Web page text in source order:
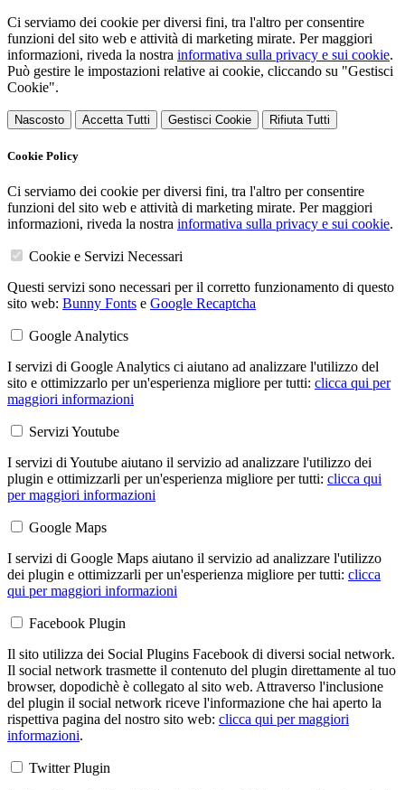
Ci serviamo dei cookie per diversi fini, tra l'altro per consentire
funzioni del sito web e attività di marketing mirate. Per maggiori
informazioni, riveda la nostra informativa sulla privacy e sui cookie.
Può gestire le impostazioni relative ai cookie, cliccando su "Gestisci
Cookie".
Nascosto Accetta Tutti Gestisci Cookie Rifiuta Tutti
Cookie Policy
Ci serviamo dei cookie per diversi fini, tra l'altro per consentire
funzioni del sito web e attività di marketing mirate. Per maggiori
informazioni, riveda la nostra informativa sulla privacy e sui cookie.
Cookie e Servizi Necessari
Questi servizi sono necessari per il corretto funzionamento di questo
sito web: Bunny Fonts e Google Recaptcha
Google Analytics
I servizi di Google Analytics ci aiutano ad analizzare l'utilizzo del
sito e ottimizzarlo per un'esperienza migliore per tutti: clicca qui per
maggiori informazioni
Servizi Youtube
I servizi di Youtube aiutano il servizio ad analizzare l'utilizzo dei
plugin e ottimizzarli per un'esperienza migliore per tutti: clicca qui
per maggiori informazioni
Google Maps
I servizi di Google Maps aiutano il servizio ad analizzare l'utilizzo
dei plugin e ottimizzarli per un'esperienza migliore per tutti: clicca
qui per maggiori informazioni
Facebook Plugin
Il sito utilizza dei Social Plugins Facebook di diversi social network.
Il social network trasmette il contenuto del plugin direttamente al tuo
browser, dopodichè è collegato al sito web. Attraverso l'inclusione
del plugin il social network riceve l'informazione che hai aperto la
rispettiva pagina del nostro sito web: clicca qui per maggiori
informazioni.
Twitter Plugin